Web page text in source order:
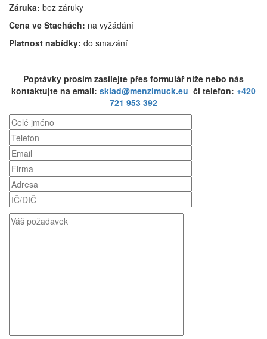
Záruka: bez záruky
Cena ve Stachách: na vyžádání
Platnost nabídky: do smazání
Poptávky prosím zasílejte přes formulář níže nebo nás
kontaktujte na email: sklad@menzimuck.eu či telefon: +420
721 953 392